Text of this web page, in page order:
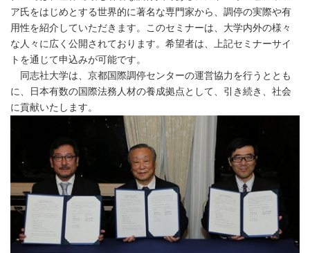
ア氏をはじめとする世界的に著名な専門家から、調停の実際や有
用性を紹介していただきます。このセミナーは、大学内外の様々
な人々に広く公開されております。希望者は、上記セミナーサイ
トを通じて申込みが可能です。
同志社大学は、京都国際調停センターの運営協力を行うととも
に、日本有数の国際法務人材の養成拠点として、引き続き、社会
に貢献いたします。